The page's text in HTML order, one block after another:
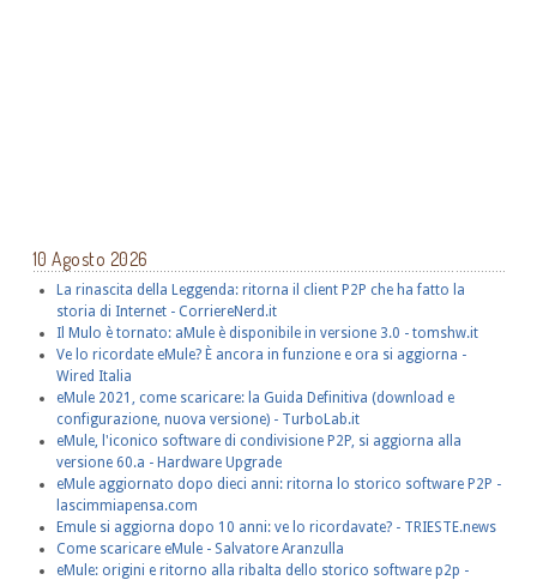
10 Agosto 2026
La rinascita della Leggenda: ritorna il client P2P che ha fatto la
storia di Internet - CorriereNerd.it
Il Mulo è tornato: aMule è disponibile in versione 3.0 - tomshw.it
Ve lo ricordate eMule? È ancora in funzione e ora si aggiorna -
Wired Italia
eMule 2021, come scaricare: la Guida Definitiva (download e
configurazione, nuova versione) - TurboLab.it
eMule, l'iconico software di condivisione P2P, si aggiorna alla
versione 60.a - Hardware Upgrade
eMule aggiornato dopo dieci anni: ritorna lo storico software P2P -
lascimmiapensa.com
Emule si aggiorna dopo 10 anni: ve lo ricordavate? - TRIESTE.news
Come scaricare eMule - Salvatore Aranzulla
eMule: origini e ritorno alla ribalta dello storico software p2p -